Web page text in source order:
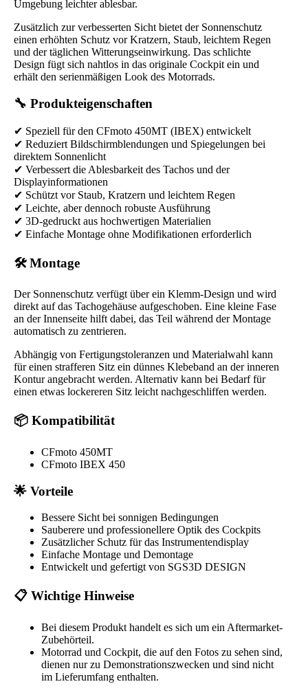
Umgebung leichter ablesbar.
Zusätzlich zur verbesserten Sicht bietet der Sonnenschutz
einen erhöhten Schutz vor Kratzern, Staub, leichtem Regen
und der täglichen Witterungseinwirkung. Das schlichte
Design fügt sich nahtlos in das originale Cockpit ein und
erhält den serienmäßigen Look des Motorrads.
🔧 Produkteigenschaften
✔ Speziell für den CFmoto 450MT (IBEX) entwickelt
✔ Reduziert Bildschirmblendungen und Spiegelungen bei
direktem Sonnenlicht
✔ Verbessert die Ablesbarkeit des Tachos und der
Displayinformationen
✔ Schützt vor Staub, Kratzern und leichtem Regen
✔ Leichte, aber dennoch robuste Ausführung
✔ 3D-gedruckt aus hochwertigen Materialien
✔ Einfache Montage ohne Modifikationen erforderlich
🛠 Montage
Der Sonnenschutz verfügt über ein Klemm-Design und wird
direkt auf das Tachogehäuse aufgeschoben. Eine kleine Fase
an der Innenseite hilft dabei, das Teil während der Montage
automatisch zu zentrieren.
Abhängig von Fertigungstoleranzen und Materialwahl kann
für einen strafferen Sitz ein dünnes Klebeband an der inneren
Kontur angebracht werden. Alternativ kann bei Bedarf für
einen etwas lockereren Sitz leicht nachgeschliffen werden.
📦 Kompatibilität
CFmoto 450MT
CFmoto IBEX 450
🌟 Vorteile
Bessere Sicht bei sonnigen Bedingungen
Sauberere und professionellere Optik des Cockpits
Zusätzlicher Schutz für das Instrumentendisplay
Einfache Montage und Demontage
Entwickelt und gefertigt von SGS3D DESIGN
📋 Wichtige Hinweise
Bei diesem Produkt handelt es sich um ein Aftermarket-
Zubehörteil.
Motorrad und Cockpit, die auf den Fotos zu sehen sind,
dienen nur zu Demonstrationszwecken und sind nicht
im Lieferumfang enthalten.